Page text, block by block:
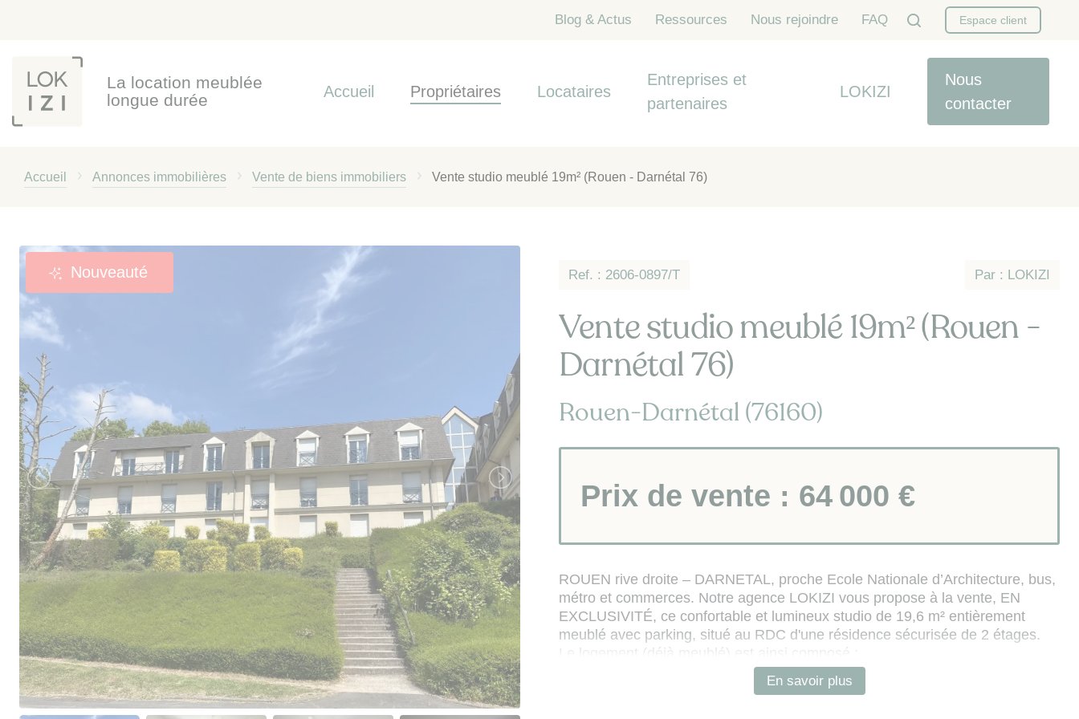
Blog & Actus Ressources Nous rejoindre FAQ Espace client
La location meublée
longue durée
Accueil Propriétaires Locataires
Entreprises et
partenaires
LOKIZI
Nous
contacter
Accueil Annonces immobilières Vente de biens immobiliers Vente studio meublé 19m² (Rouen - Darnétal 76)
Nouveauté Ref. : 2606-0897/T Par : LOKIZI
Vente studio meublé 19m² (Rouen -
Darnétal 76)
Rouen-Darnétal (76160)
Prix de vente : 64 000 €
ROUEN rive droite – DARNETAL, proche Ecole Nationale d’Architecture, bus,
métro et commerces. Notre agence LOKIZI vous propose à la vente, EN
EXCLUSIVITÉ, ce confortable et lumineux studio de 19,6 m² entièrement
meublé avec parking, situé au RDC d'une résidence sécurisée de 2 étages.
Le logement (déjà meublé) est ainsi composé :
- pièce de vie avec kitchenette équipée, coin salon (avec canapé convertible
et TV murale), coin repas / bureau, mobiliers de rangement
En savoir plus